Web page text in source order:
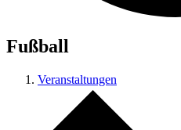
Fußball
Veranstaltungen